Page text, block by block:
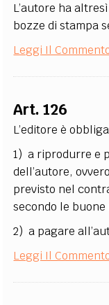
L’autore ha
bozze di stampa
Leggi Il
Art. 126
L’editore è
1) a riprodurre e
dell’autore,
previsto nel
secondo le
2) a pagare
Leggi Il